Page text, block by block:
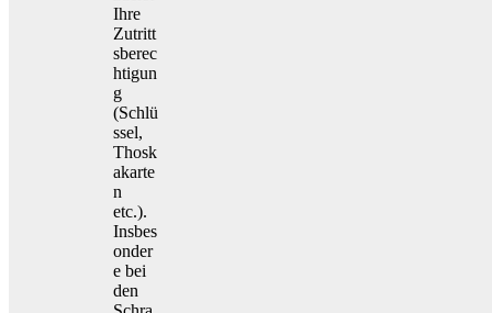
Ihre
Zutritt
sberec
htigun
g
(Schlü
ssel,
Thosk
akarte
n
etc.).
Insbes
onder
e bei
den